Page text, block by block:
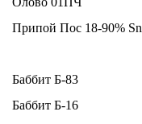
Припой Пос 18-90% Sn
Баббит Б-83
Баббит Б-16